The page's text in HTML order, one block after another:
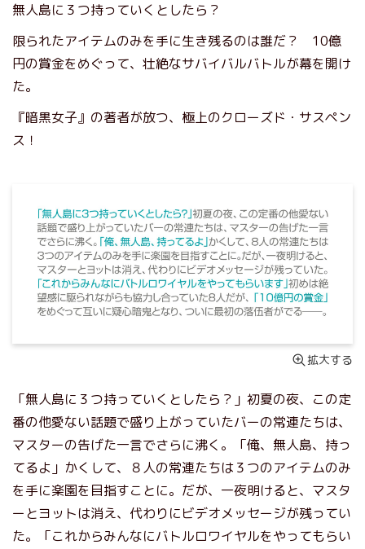
無人島に３つ持っていくとしたら？
限られたアイテムのみを手に生き残るのは誰だ？ 10億
円の賞金をめぐって、壮絶なサバイバルバトルが幕を開け
た。
『暗黒女子』の著者が放つ、極上のクローズド・サスペン
ス！
拡大する
「無人島に３つ持っていくとしたら？」初夏の夜、この定
番の他愛ない話題で盛り上がっていたバーの常連たちは、
マスターの告げた一言でさらに沸く。「俺、無人島、持っ
てるよ」かくして、８人の常連たちは３つのアイテムのみ
を手に楽園を目指すことに。だが、一夜明けると、マスタ
ーとヨットは消え、代わりにビデオメッセージが残ってい
た。「これからみんなにバトルロワイヤルをやってもらい